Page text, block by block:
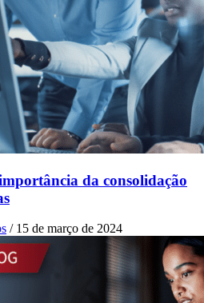
da consolidação
/ 15 de março de 2024